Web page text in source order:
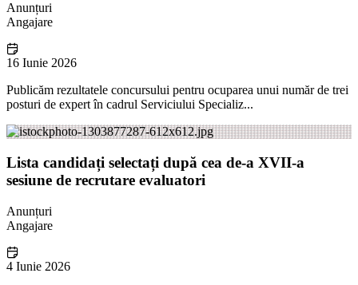
Anunțuri
Angajare
16 Iunie 2026
Publicăm rezultatele concursului pentru ocuparea unui număr de trei
posturi de expert în cadrul Serviciului Specializ...
Lista candidați selectați după cea de-a XVII-a
sesiune de recrutare evaluatori
Anunțuri
Angajare
4 Iunie 2026